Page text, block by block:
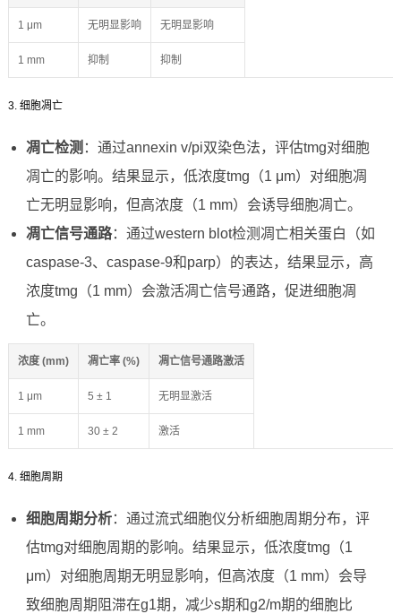
1 μm 无明显影响 无明显影响
1 mm 抑制 抑制
3. 细胞凋亡
凋亡检测 ：通过annexin v/pi双染色法，评估tmg对细胞
凋亡的影响。结果显示，低浓度tmg（1 μm）对细胞凋
亡无明显影响，但高浓度（1 mm）会诱导细胞凋亡。
凋亡信号通路：通过western blot检测凋亡相关蛋白（如
caspase-3、caspase-9和parp）的表达，结果显示，高
浓度tmg（1 mm）会激活凋亡信号通路，促进细胞凋
亡。
浓度 (mm) 凋亡率 (%) 凋亡信号通路激活
1 μm 5 ± 1 无明显激活
1 mm 30 ± 2 激活
4. 细胞周期
细胞周期分析：通过流式细胞仪分析细胞周期分布，评
估tmg对细胞周期的影响。结果显示，低浓度tmg（1
μm）对细胞周期无明显影响，但高浓度（1 mm）会导
致细胞周期阻滞在g1期，减少s期和g2/m期的细胞比